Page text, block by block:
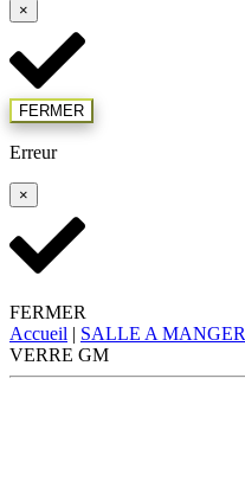
×
FERMER
Erreur
×
FERMER
Accueil | SALLE A MANGER
VERRE GM